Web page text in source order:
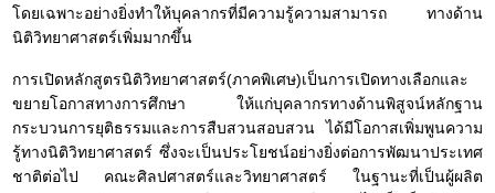
โดยเฉพาะอย่างยิ่งทำให้บุคลากรที่มีความรู้ความสามารถ ทางด้าน
นิติวิทยาศาสตร์เพิ่มมากขึ้น
การเปิดหลักสูตรนิติวิทยาศาสตร์(ภาคพิเศษ)เป็นการเปิดทางเลือกและ
ขยายโอกาสทางการศึกษา ให้แก่บุคลากรทางด้านพิสูจน์หลักฐาน
กระบวนการยุติธรรมและการสืบสวนสอบสวน ได้มีโอกาสเพิ่มพูนความ
รู้ทางนิติวิทยาศาสตร์ ซึ่งจะเป็นประโยชน์อย่างยิ่งต่อการพัฒนาประเทศ
ชาติต่อไป คณะศิลปศาสตร์และวิทยาศาสตร์ ในฐานะที่เป็นผู้ผลิต